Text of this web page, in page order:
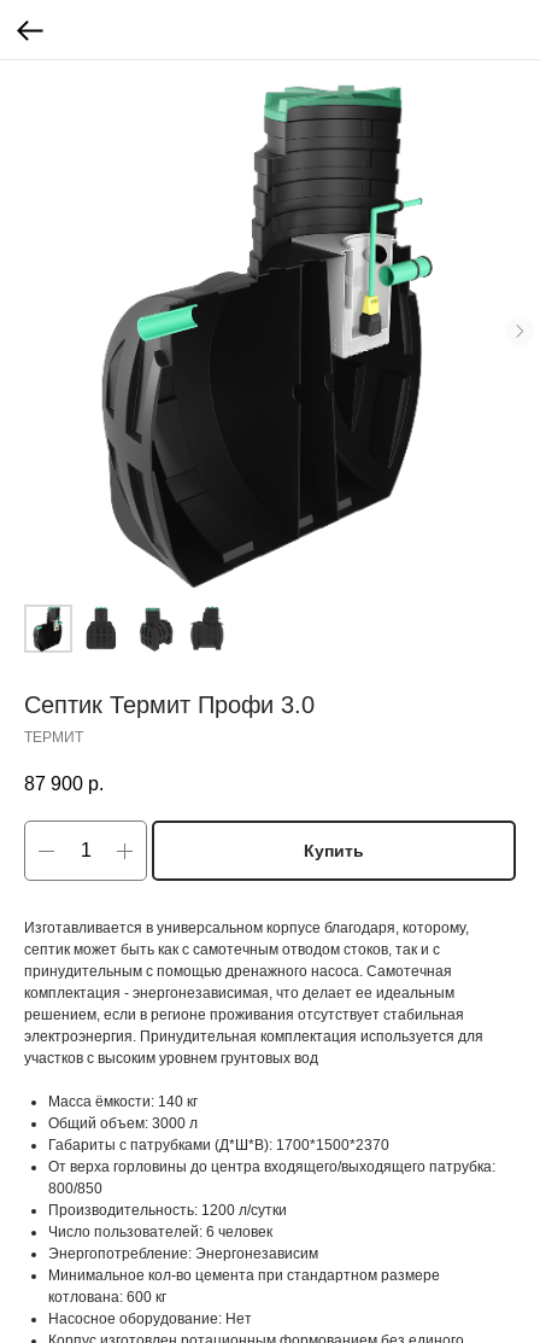
Септик Термит Профи 3.0
ТЕРМИТ
87 900 р.
Купить
Изготавливается в универсальном корпусе благодаря, которому,
септик может быть как с самотечным отводом стоков, так и с
принудительным с помощью дренажного насоса. Самотечная
комплектация - энергонезависимая, что делает ее идеальным
решением, если в регионе проживания отсутствует стабильная
электроэнергия. Принудительная комплектация используется для
участков с высоким уровнем грунтовых вод
Масса ёмкости: 140 кг
Общий объем: 3000 л
Габариты с патрубками (Д*Ш*В): 1700*1500*2370
От верха горловины до центра входящего/выходящего патрубка:
800/850
Производительность: 1200 л/сутки
Число пользователей: 6 человек
Энергопотребление: Энергонезависим
Минимальное кол-во цемента при стандартном размере
котлована: 600 кг
Насосное оборудование: Нет